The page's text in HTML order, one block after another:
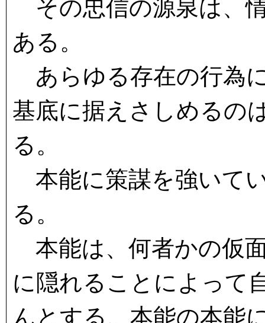
その忠信の源泉は、
ある。
あらゆる存在の行為
基底に据えさしめるの
る。
本能に策謀を強いて
る。
本能は、何者かの仮
に隠れることによって
んとする、本能の本能